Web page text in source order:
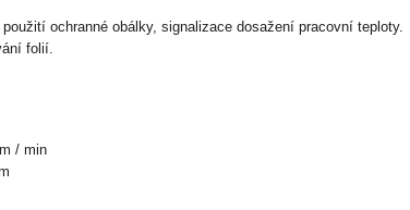
ochranné obálky, signalizace dosažení pracovní teploty.
folií.
/ min